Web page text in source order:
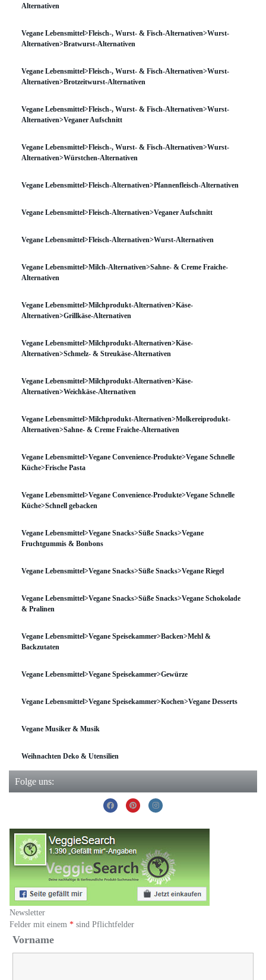
Alternativen
Vegane Lebensmittel>Fleisch-, Wurst- & Fisch-Alternativen>Wurst-
Alternativen>Bratwurst-Alternativen
Vegane Lebensmittel>Fleisch-, Wurst- & Fisch-Alternativen>Wurst-
Alternativen>Brotzeitwurst-Alternativen
Vegane Lebensmittel>Fleisch-, Wurst- & Fisch-Alternativen>Wurst-
Alternativen>Veganer Aufschnitt
Vegane Lebensmittel>Fleisch-, Wurst- & Fisch-Alternativen>Wurst-
Alternativen>Würstchen-Alternativen
Vegane Lebensmittel>Fleisch-Alternativen>Pfannenfleisch-Alternativen
Vegane Lebensmittel>Fleisch-Alternativen>Veganer Aufschnitt
Vegane Lebensmittel>Fleisch-Alternativen>Wurst-Alternativen
Vegane Lebensmittel>Milch-Alternativen>Sahne- & Creme Fraiche-
Alternativen
Vegane Lebensmittel>Milchprodukt-Alternativen>Käse-
Alternativen>Grillkäse-Alternativen
Vegane Lebensmittel>Milchprodukt-Alternativen>Käse-
Alternativen>Schmelz- & Streukäse-Alternativen
Vegane Lebensmittel>Milchprodukt-Alternativen>Käse-
Alternativen>Weichkäse-Alternativen
Vegane Lebensmittel>Milchprodukt-Alternativen>Molkereiprodukt-
Alternativen>Sahne- & Creme Fraiche-Alternativen
Vegane Lebensmittel>Vegane Convenience-Produkte>Vegane Schnelle
Küche>Frische Pasta
Vegane Lebensmittel>Vegane Convenience-Produkte>Vegane Schnelle
Küche>Schnell gebacken
Vegane Lebensmittel>Vegane Snacks>Süße Snacks>Vegane
Fruchtgummis & Bonbons
Vegane Lebensmittel>Vegane Snacks>Süße Snacks>Vegane Riegel
Vegane Lebensmittel>Vegane Snacks>Süße Snacks>Vegane Schokolade
& Pralinen
Vegane Lebensmittel>Vegane Speisekammer>Backen>Mehl &
Backzutaten
Vegane Lebensmittel>Vegane Speisekammer>Gewürze
Vegane Lebensmittel>Vegane Speisekammer>Kochen>Vegane Desserts
Vegane Musiker & Musik
Weihnachten Deko & Utensilien
Folge uns:
Newsletter
Felder mit einem * sind Pflichtfelder
Vorname